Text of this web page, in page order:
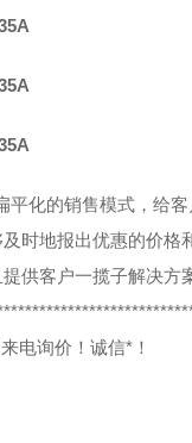
化的销售模式，给
时地报出优惠的价
供客户一揽子解决方
电询价！诚信*！